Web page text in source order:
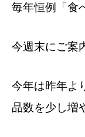
毎年恒例「食
今週末にご案
今年は昨年よ
品数を少し増